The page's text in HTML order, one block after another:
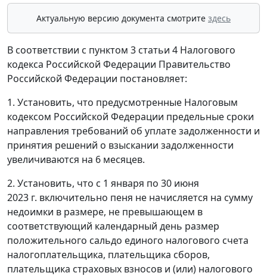
Актуальную версию документа смотрите здесь
В соответствии с пунктом 3 статьи 4 Налогового
кодекса Российской Федерации Правительство
Российской Федерации постановляет:
1. Установить, что предусмотренные Налоговым
кодексом Российской Федерации предельные сроки
направления требований об уплате задолженности и
принятия решений о взыскании задолженности
увеличиваются на 6 месяцев.
2. Установить, что с 1 января по 30 июня
2023 г. включительно пеня не начисляется на сумму
недоимки в размере, не превышающем в
соответствующий календарный день размер
положительного сальдо единого налогового счета
налогоплательщика, плательщика сборов,
плательщика страховых взносов и (или) налогового